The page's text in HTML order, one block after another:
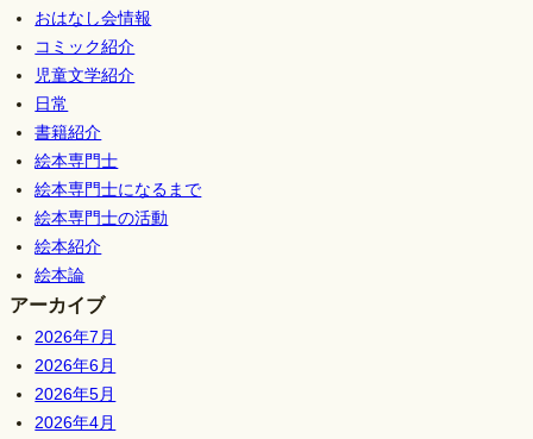
おはなし会情報
コミック紹介
児童文学紹介
日常
書籍紹介
絵本専門士
絵本専門士になるまで
絵本専門士の活動
絵本紹介
絵本論
アーカイブ
2026年7月
2026年6月
2026年5月
2026年4月